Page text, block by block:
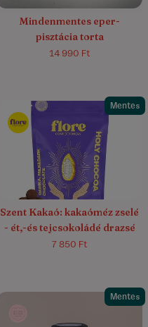
Mindenmentes eper-
pisztácia torta
14 990 Ft
Mentes
Szent Kakaó: kakaóméz zselé
- ét,-és tejcsokoládé drazsé
7 850 Ft
Mentes